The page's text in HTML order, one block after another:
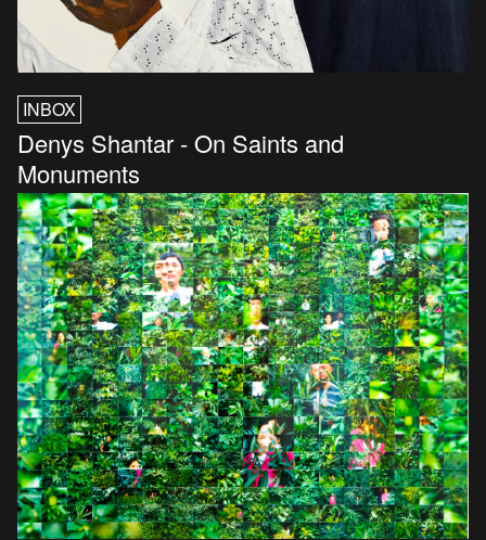
INBOX
Denys Shantar - On Saints and
Monuments